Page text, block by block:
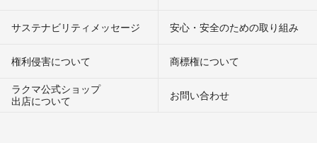
サステナビリティメッセージ 安心・安全のための取り組み
権利侵害について
商標権について
ラクマ公式ショップ
出店について
お問い合わせ